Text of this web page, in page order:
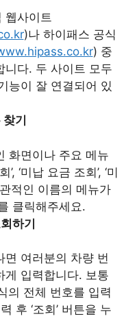
웹사이트
)나 하이패스 공식
) 중
니다. 두 사이트 모두
능이 잘 연결되어 있
기
화면이나 주요 메뉴
‘미납 요금 조회’, ‘미
적인 이름의 메뉴가
클릭해주세요.
하기
면 여러분의 차량 번
게 입력합니다. 보통
의 전체 번호를 입력
후 ‘조회’ 버튼을 누